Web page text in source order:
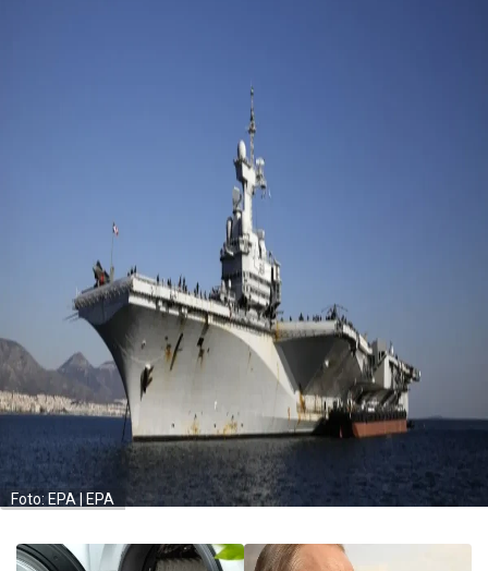
Foto: EPA | EPA